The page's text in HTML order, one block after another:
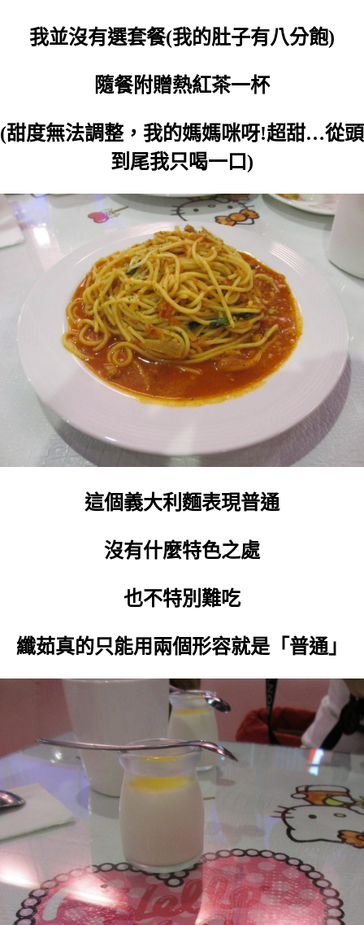
我並沒有選套餐(我的肚子有八分飽)
隨餐附贈熱紅茶一杯
(甜度無法調整，我的媽媽咪呀!超甜…從頭
到尾我只喝一口)
這個義大利麵表現普通
沒有什麼特色之處
也不特別難吃
纖茹真的只能用兩個形容就是「普通」